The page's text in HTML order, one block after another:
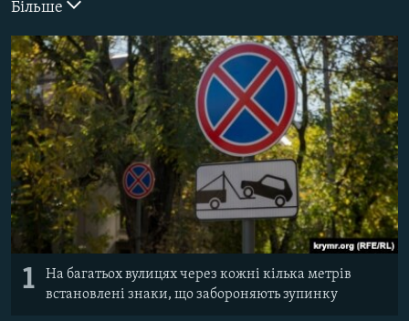
СВІДЧЕННЯ ОКУПАЦІЇ
УКРАЇНСЬКА ПРОБЛЕМА КРИМУ
ІНФОГРАФІКА
Русский
Qırımtatar
ДОЛУЧАЙСЯ!
Усі сайти RFE/RL
Більше
1
На багатьох вулицях через кожні кілька метрів
встановлені знаки, що забороняють зупинку